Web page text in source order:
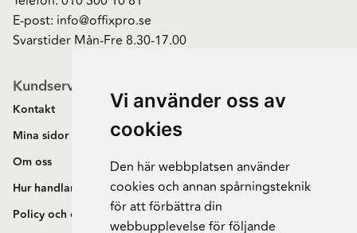
Vi använder oss av
cookies
Den här webbplatsen använder
cookies och annan spårningsteknik
för att förbättra din
webbupplevelse för följande
E-post: info@offixpro.se
Svarstider Mån-Fre 8.30-17.00
Kundservice
Kontakt
Mina sidor
Om oss
Hur handlar jag?
Policy och cookies